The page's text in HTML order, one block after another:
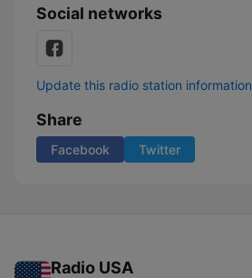
Social networks
Update this radio station information
Share
Facebook Twitter
Radio USA